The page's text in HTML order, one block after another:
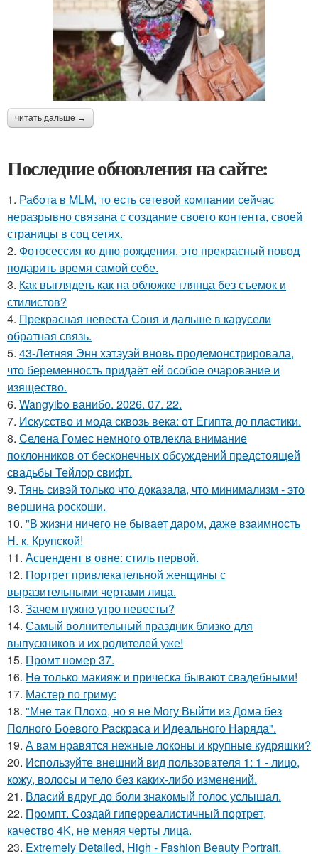
читать дальше →
Последние обновления на сайте:
1. Работа в MLM, то есть сетевой компании сейчас
неразрывно связана с создание своего контента, своей
страницы в соц сетях.
2. Фотосессия ко дню рождения, это прекрасный повод
подарить время самой себе.
3. Как выглядеть как на обложке глянца без съемок и
стилистов?
4. Прекрасная невеста Соня и дальше в карусели
обратная связь.
5. 43-Летняя Энн хэтэуэй вновь продемонстрировала,
что беременность придаёт ей особое очарование и
изящество.
6. Wangyibo ванибо. 2026. 07. 22.
7. Искусство и мода сквозь века: от Египта до пластики.
8. Селена Гомес немного отвлекла внимание
поклонников от бесконечных обсуждений предстоящей
свадьбы Тейлор свифт.
9. Тянь сивэй только что доказала, что минимализм - это
вершина роскоши.
10. "В жизни ничего не бывает даром, даже взаимность
Н. к. Крупской!
11. Асцендент в овне: стиль первой.
12. Портрет привлекательной женщины с
выразительными чертами лица.
13. Зачем нужно утро невесты?
14. Самый волнительный праздник близко для
выпускников и их родителей уже!
15. Промт номер 37.
16. He только макияж и прическа бывают свадебными!
17. Мастер по гриму:
18. "Мне так Плохо, но я не Могу Выйти из Дома без
Полного Боевого Раскраса и Идеального Наряда".
19. А вам нравятся нежные локоны и крупные кудряшки?
20. Используйте внешний вид пользователя 1: 1 - лицо,
кожу, волосы и тело без каких-либо изменений.
21. Власий вдруг до боли знакомый голос услышал.
22. Промпт. Создай гиперреалистичный портрет,
качество 4K, не меняя черты лица.
23. Extremely Detailed, High - Fashion Beauty Portrait.